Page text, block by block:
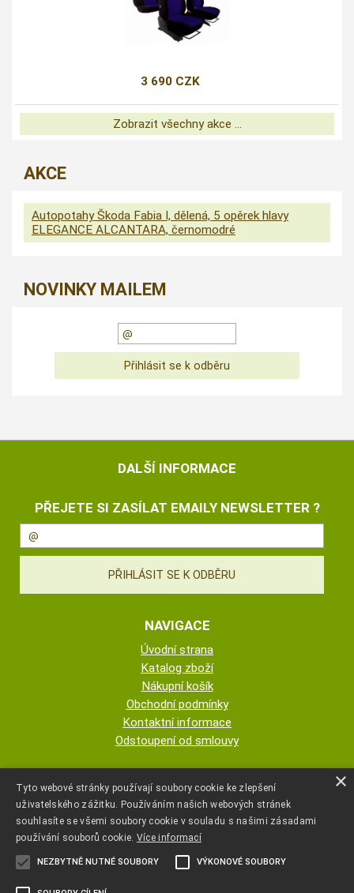
3 690 CZK
Zobrazit všechny akce ...
AKCE
Autopotahy Škoda Fabia I, dělená, 5 opěrek hlavy
ELEGANCE ALCANTARA, černomodré
NOVINKY MAILEM
DALŠÍ INFORMACE
PŘEJETE SI ZASÍLAT EMAILY NEWSLETTER ?
NAVIGACE
Úvodní strana
Katalog zboží
Nákupní košík
Obchodní podmínky
Kontaktní informace
Odstoupení od smlouvy
AUTOPOTAHY NOVOTNÝ - KRISTA
NOVOTNÁ
+420 777 107 600
×
Tyto webové stránky používají soubory cookie ke zlepšení
uživatelského zážitku. Používáním našich webových stránek
souhlasíte se všemi soubory cookie v souladu s našimi zásadami
používání souborů cookie. Více informací
NEZBYTNĚ NUTNÉ SOUBORY VÝKONOVÉ SOUBORY